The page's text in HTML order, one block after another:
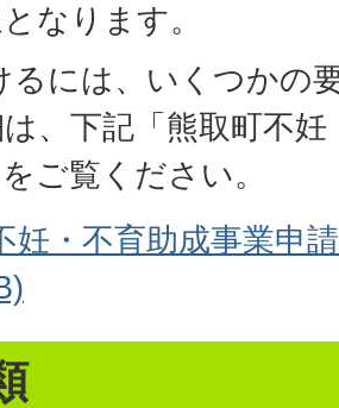
なります。
るには、いくつかの
、下記「熊取町不
ご覧ください。
妊・不育助成事業申